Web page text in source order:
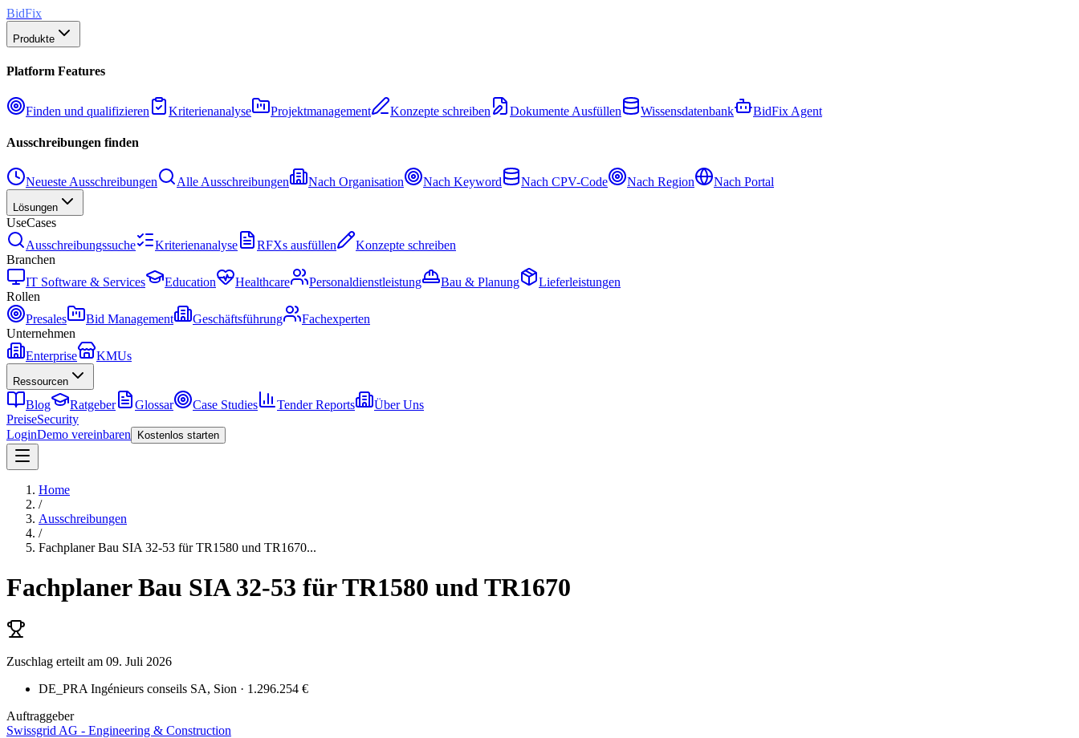
BidFix
Produkte
Platform Features
Finden und qualifizieren Kriterienanalyse Projektmanagement Konzepte schreiben Dokumente Ausfüllen Wissensdatenbank BidFix Agent
Ausschreibungen finden
Neueste Ausschreibungen Alle Ausschreibungen Nach Organisation Nach Keyword Nach CPV-Code Nach Region Nach Portal
Lösungen
UseCases
Ausschreibungssuche
Kriterienanalyse RFXs ausfüllen
Konzepte schreiben
Branchen
IT Software & Services
Education Healthcare Personaldienstleistung Bau & Planung
Lieferleistungen
Rollen
Presales
Bid Management Geschäftsführung
Fachexperten
Unternehmen
Enterprise
KMUs
Ressourcen
Blog Ratgeber Glossar Case Studies Tender Reports
Über Uns
PreiseSecurity
LoginDemo vereinbaren Kostenlos starten
Home
/
Ausschreibungen
/
Fachplaner Bau SIA 32-53 für TR1580 und TR1670...
Fachplaner Bau SIA 32-53 für TR1580 und TR1670
Zuschlag erteilt am 09. Juli 2026
DE_PRA Ingénieurs conseils SA, Sion · 1.296.254 €
Auftraggeber
Swissgrid AG - Engineering & Construction